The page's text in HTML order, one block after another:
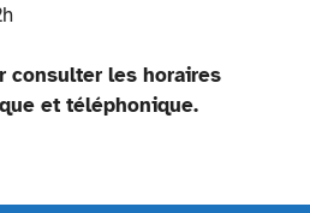
consulter les horaires
et téléphonique.